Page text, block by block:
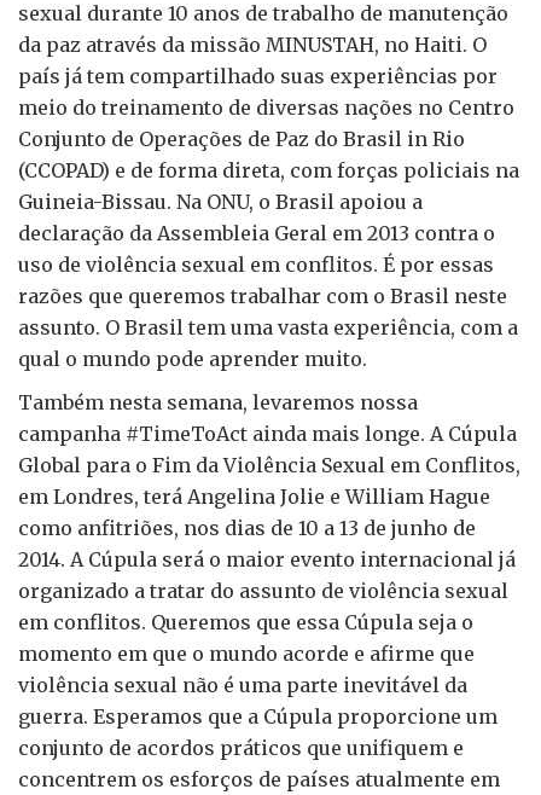
sexual durante 10 anos de trabalho de manutenção
da paz através da missão MINUSTAH, no Haiti. O
país já tem compartilhado suas experiências por
meio do treinamento de diversas nações no Centro
Conjunto de Operações de Paz do Brasil in Rio
(CCOPAD) e de forma direta, com forças policiais na
Guineia-Bissau. Na ONU, o Brasil apoiou a
declaração da Assembleia Geral em 2013 contra o
uso de violência sexual em conflitos. É por essas
razões que queremos trabalhar com o Brasil neste
assunto. O Brasil tem uma vasta experiência, com a
qual o mundo pode aprender muito.
Também nesta semana, levaremos nossa
campanha #TimeToAct ainda mais longe. A Cúpula
Global para o Fim da Violência Sexual em Conflitos,
em Londres, terá Angelina Jolie e William Hague
como anfitriões, nos dias de 10 a 13 de junho de
2014. A Cúpula será o maior evento internacional já
organizado a tratar do assunto de violência sexual
em conflitos. Queremos que essa Cúpula seja o
momento em que o mundo acorde e afirme que
violência sexual não é uma parte inevitável da
guerra. Esperamos que a Cúpula proporcione um
conjunto de acordos práticos que unifiquem e
concentrem os esforços de países atualmente em